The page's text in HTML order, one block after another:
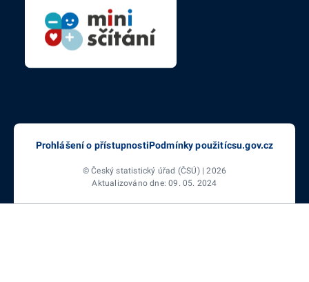
Prohlášení o přístupnostiPodmínky použitícsu.gov.cz
© Český statistický úřad (ČSÚ) | 2026
Aktualizováno dne: 09. 05. 2024